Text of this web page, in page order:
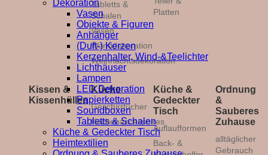
Tabletts &
Schalen
Vasen
Wanddekoration
Weihnachtsdekoration
Platten
Kissen &
Kissenhüllen
Küche
Geschirrtücher
Küchenaccessoires
Küche &
Gedeckter
Tisch
Auflaufformen
Back- &
Ordnung
&
Sauberes
Zuhause
alltäglicher
Gebrauch
Dekoration
Vasen
Objekte & Figuren
Anhänger
(Duft-) Kerzen
Kerzenhalter, Wind-&Teelichter
Lichthäuser
Lampen
LED Dekoration
Papierketten
Soundboxen
Tabletts & Schalen
Küche & Gedeckter Tisch
Heimtextilien